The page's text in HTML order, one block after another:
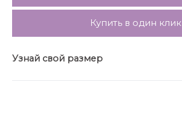
Купить в один клик
Узнай свой размер